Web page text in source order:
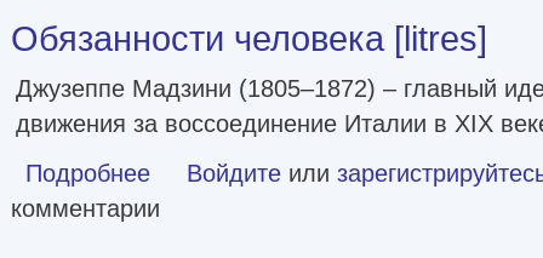
Обязанности человека [litres]
Джузеппе Мадзини (1805–1872) – главный
движения за воссоединение Италии в XIX
Подробнее о Обязанности человека [litres]
Войдите или
комментарии